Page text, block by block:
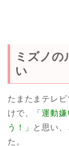
ミズノの
い
たまたまテレ
けで、
「運動
う！」
と思い
た。